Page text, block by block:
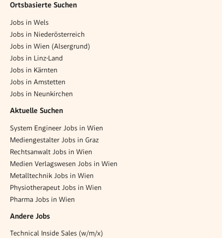
Ortsbasierte Suchen
Jobs in Wels
Jobs in Niederösterreich
Jobs in Wien (Alsergrund)
Jobs in Linz-Land
Jobs in Kärnten
Jobs in Amstetten
Jobs in Neunkirchen
Aktuelle Suchen
System Engineer Jobs in Wien
Mediengestalter Jobs in Graz
Rechtsanwalt Jobs in Wien
Medien Verlagswesen Jobs in Wien
Metalltechnik Jobs in Wien
Physiotherapeut Jobs in Wien
Pharma Jobs in Wien
Andere Jobs
Technical Inside Sales (w/m/x)